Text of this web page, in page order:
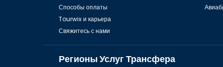
Способы оплаты
Tourwix и карьера
Свяжитесь с нами
Регионы Услуг Трансфера